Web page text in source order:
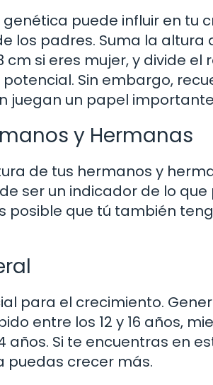
puede influir en tu
los padres. Suma la altura
cm si eres mujer, y divide
Sin embargo,
juegan un papel
y Hermanas
de tus hermanos y
ser un indicador de lo que
posible que tú también
para el crecimiento.
entre los 12 y 16 años,
años. Si te encuentras en
puedas crecer más.